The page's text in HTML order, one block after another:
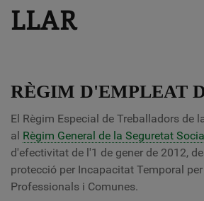
LLAR
RÈGIM D'EMPLEAT
El Règim Especial de Treballadors de
al Règim General de la Seguretat
d'efectivitat de l'1 de gener de 2012,
protecció per Incapacitat Temporal
Professionals i Comunes.